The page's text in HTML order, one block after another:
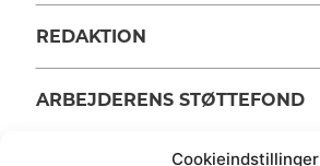
Cookieindstillinger
REDAKTION
ARBEJDERENS STØTTEFOND